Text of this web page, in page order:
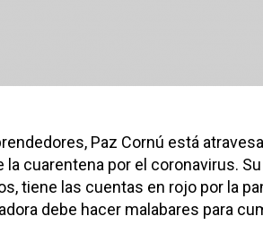
Paz Cornú está
cuarentena por el coronavirus.
tiene las cuentas en rojo por la
debe hacer malabares para